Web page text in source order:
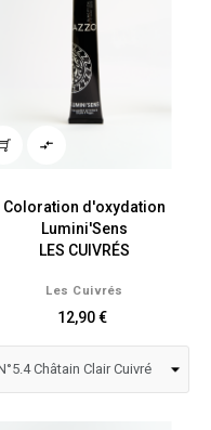

Coloration d'oxydation
Lumini'Sens
LES CUIVRÉS
Les Cuivrés
12,90 €